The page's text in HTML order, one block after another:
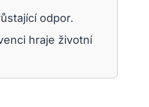
odpor.
hraje životní